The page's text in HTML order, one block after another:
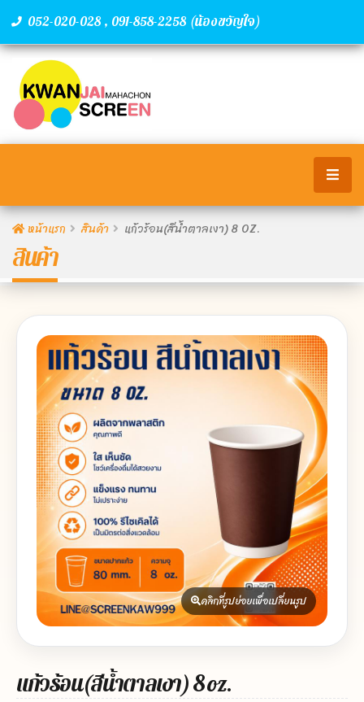
052-020-028 , 091-858-2258 (น้องขวัญใจ)
หน้าแรก สินค้า แก้วร้อน(สีน้ำตาลเงา) 8 OZ.
สินค้า
คลิกที่รูปย่อยเพื่อเปลี่ยนรูป
แก้วร้อน(สีน้ำตาลเงา) 8 oz.